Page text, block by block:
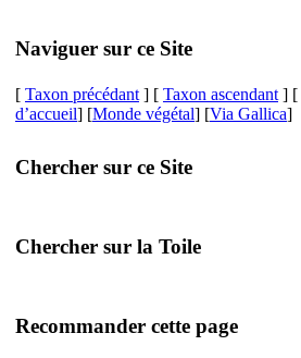
Naviguer sur ce Site
[ Taxon précédant ] [ Taxon ascendant ] [
d’accueil] [Monde végétal] [Via Gallica]
Chercher sur ce Site
Chercher sur la Toile
Recommander cette page